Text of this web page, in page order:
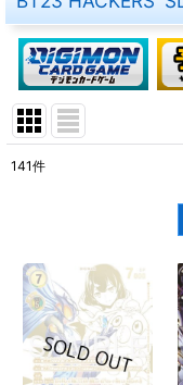
並び順
141件